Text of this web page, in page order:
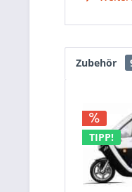
Zubehör
TIPP!